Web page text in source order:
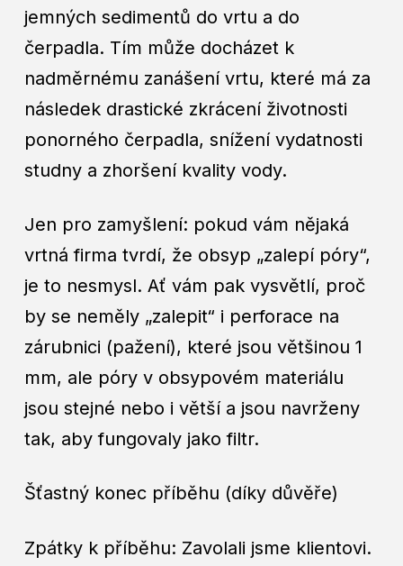
jemných sedimentů do vrtu a do
čerpadla. Tím může docházet k
nadměrnému zanášení vrtu, které má za
následek drastické zkrácení životnosti
ponorného čerpadla, snížení vydatnosti
studny a zhoršení kvality vody.
Jen pro zamyšlení: pokud vám nějaká
vrtná firma tvrdí, že obsyp „zalepí póry“,
je to nesmysl. Ať vám pak vysvětlí, proč
by se neměly „zalepit“ i perforace na
zárubnici (pažení), které jsou většinou 1
mm, ale póry v obsypovém materiálu
jsou stejné nebo i větší a jsou navrženy
tak, aby fungovaly jako filtr.
Šťastný konec příběhu (díky důvěře)
Zpátky k příběhu: Zavolali jsme klientovi.